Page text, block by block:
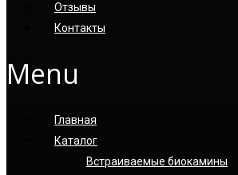
Отзывы
Контакты
Menu
Главная
Каталог
Встраиваемые биокамины